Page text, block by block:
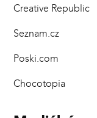
Creative Republic
Seznam.cz
Poski.com
Chocotopia